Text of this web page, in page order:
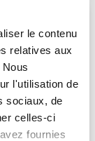
le contenu
relatives aux
l'utilisation de
sociaux, de
celles-ci
fournies